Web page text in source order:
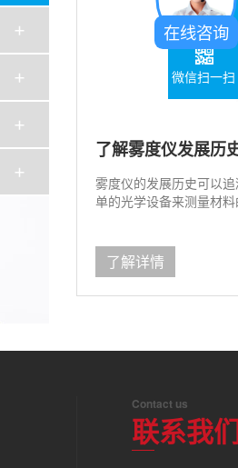
了解雾度仪发展历
雾度仪的发展历史可以
单的光学设备来测量材
了解详情
Contact us
联系我
联系电话
微信扫一扫
在线咨询